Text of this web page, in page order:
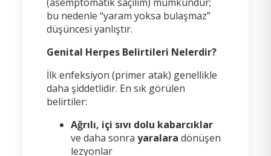
bu nedenle “yaram yoksa bulaşmaz”
düşüncesi yanlıştır.
Genital Herpes Belirtileri Nelerdir?
İlk enfeksiyon (primer atak) genellikle
daha şiddetlidir. En sık görülen
belirtiler:
Ağrılı, içi sıvı dolu kabarcıklar
ve daha sonra yaralara dönüşen
lezyonlar